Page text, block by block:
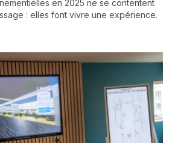
en 2025 ne se contentent
: elles font vivre une expérience.